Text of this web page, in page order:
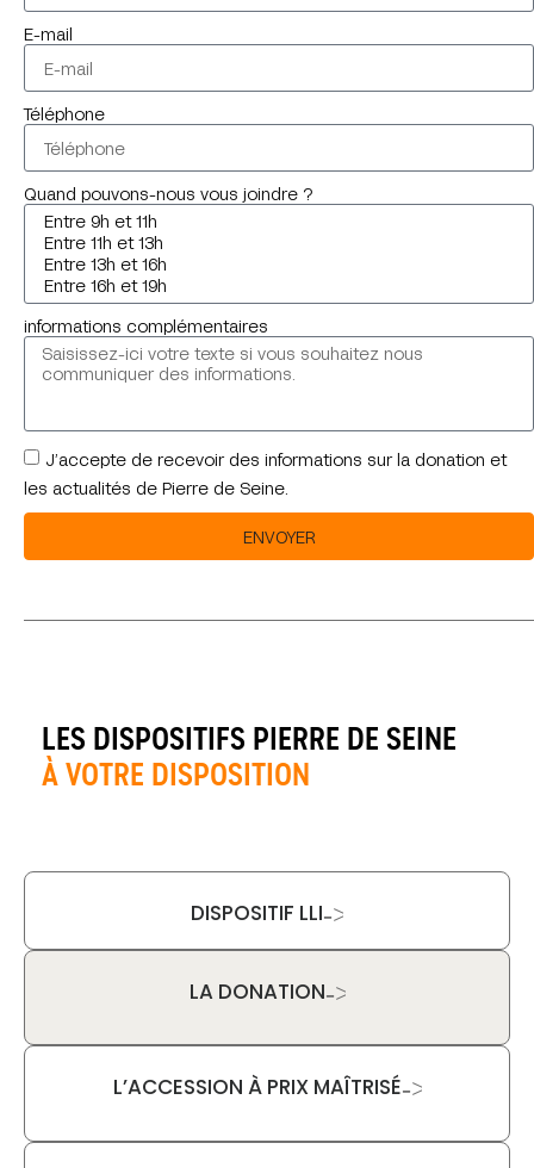
E-mail
Téléphone
Quand pouvons-nous vous joindre ?
informations complémentaires
J’accepte de recevoir des informations sur la donation et
les actualités de Pierre de Seine.
ENVOYER
LES DISPOSITIFS PIERRE DE SEINE
À VOTRE DISPOSITION
->
DISPOSITIF LLI
->
LA DONATION
->
L’ACCESSION À PRIX MAÎTRISÉ